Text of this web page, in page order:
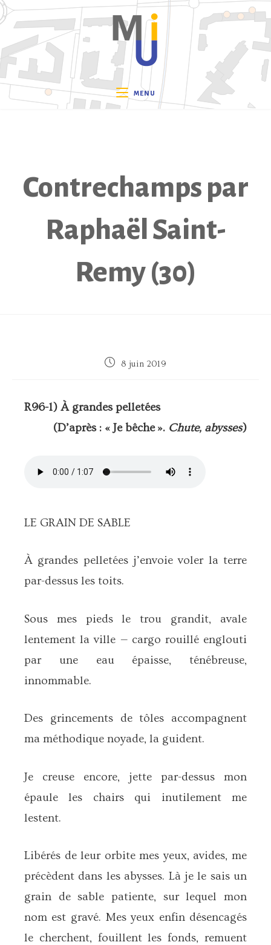
Skip
to
MENU
Contrechamps par
Raphaël Saint-
Remy (30)
Publication
8 juin 2019
R96-1) À grandes pelletées
(D’après : « Je bêche ». Chute, abysses)
LE GRAIN DE SABLE
À grandes pelletées j’envoie voler la terre
par-dessus les toits.
Sous mes pieds le trou grandit, avale
lentement la ville — cargo rouillé englouti
par une eau épaisse, ténébreuse,
innommable.
Des grincements de tôles accompagnent
ma méthodique noyade, la guident.
Je creuse encore, jette par-dessus mon
épaule les chairs qui inutilement me
lestent.
Libérés de leur orbite mes yeux, avides, me
précèdent dans les abysses. Là je le sais un
grain de sable patiente, sur lequel mon
nom est gravé. Mes yeux enfin désencagés
le cherchent, fouillent les fonds, remuent